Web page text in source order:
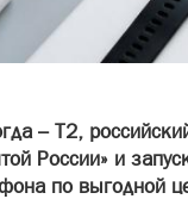
– T2,
России» и
по выгодной